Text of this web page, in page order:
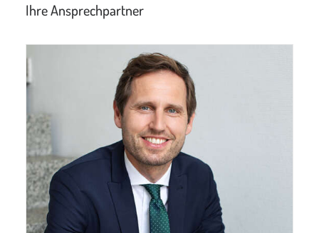
Ihre Ansprechpartner